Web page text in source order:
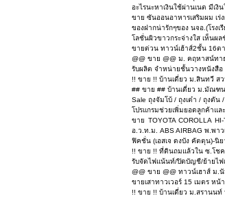
อะไรนะหาเงินใช้ผ่านเนต มีเงิ
ขาย ซันออนอาหารเสริมผม เร่
ของฝากน่ารักๆของ นจอ.(โรงเ
โลชั่นผิวขาวกระจ่างใส เห็นผ
ขายด่วน ทาวน์เฮ้าส์2ชั้น 16ตา
@@ ขาย @@ ม. คฤหาสน์ท
รับผลิต จำหน่ายชั้นวางหนังสือ
!! ขาย !! บ้านเดี่ยว ม.สินทวี ส
## ขาย ## บ้านเดี่ยว ม.มัณฑ
Sale ถุงจัมโบ้ / ถุงเต๋า / ถุงตัน
โปรแกรมช่วยเพิ่มยอดลูกค้าแล
ขาย TOYOTA COROLLA
อ.ว.ท.ม. ABS AIRBAG พ.พา
ฟิคชั่น (เอสเจ ดงบัง คัตตุน)-นิ
!! ขาย !! ที่ดินถมแล้วใน ซ.โช
รับจัดไฟแน้นท์/ปิดบัญชี/ย้ายไฟ
@@ ขาย @@ ทาวน์เฮาส์ ม.
ขายเสาทาวเวอร์ 15 เมตร หน้
!! ขาย !! บ้านเดี่ยว ม.สรานนท์